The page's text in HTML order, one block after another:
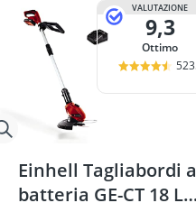
VALUTAZIONE
9,3
Ottimo
Einhell Tagliabordi a
batteria GE-CT 18 Li,